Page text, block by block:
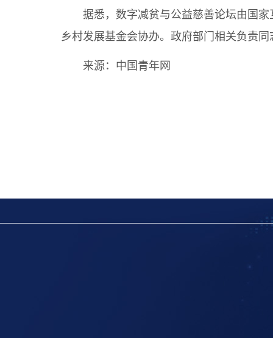
据悉，数字减贫与公益慈善论坛由国
乡村发展基金会协办。政府部门相关负责
来源： 中国青年网